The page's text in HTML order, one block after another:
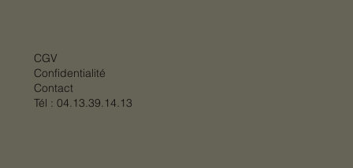
CGV
Confidentialité
Contact
Tél : 04.13.39.14.13